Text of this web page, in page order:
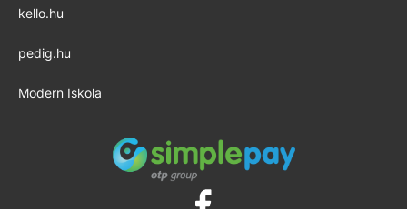
kello.hu
pedig.hu
Modern Iskola